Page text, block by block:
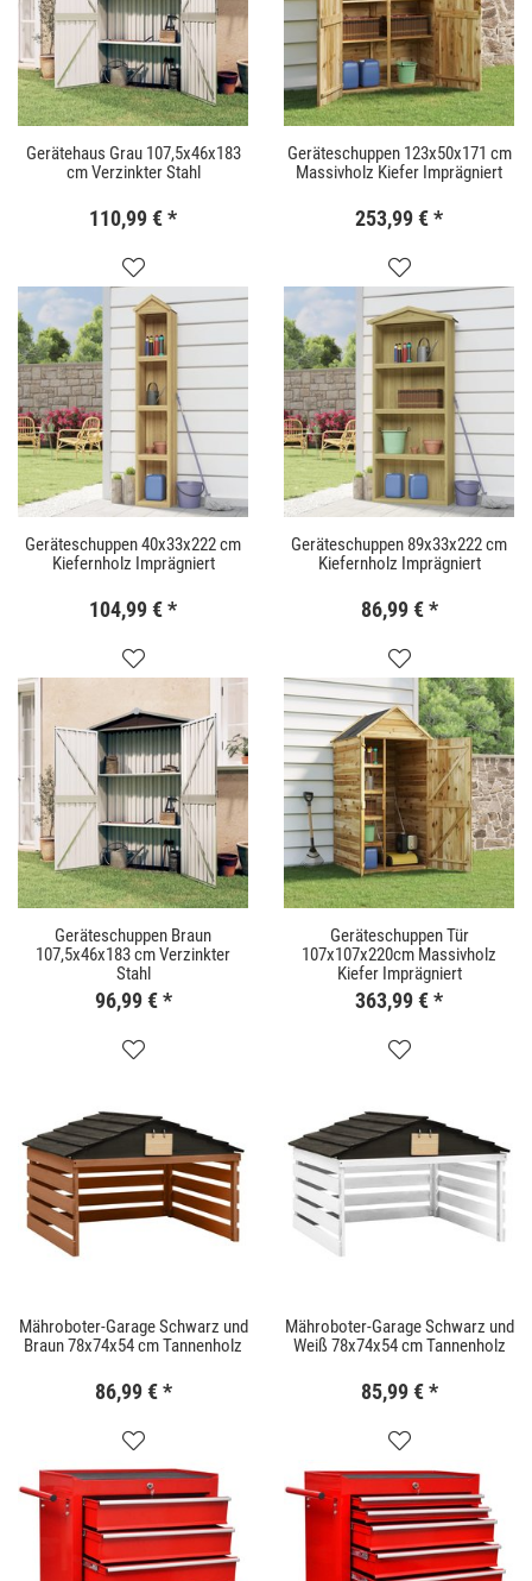
Gerätehaus Grau 107,5x46x183
cm Verzinkter Stahl
110,99 €*
Geräteschuppen 123x50x171 cm
Massivholz Kiefer Imprägniert
253,99 €*
Geräteschuppen 40x33x222 cm
Kiefernholz Imprägniert
104,99 €*
Geräteschuppen 89x33x222 cm
Kiefernholz Imprägniert
86,99 € *
Geräteschuppen Braun
107,5x46x183 cm Verzinkter
Stahl
96,99 € *
Geräteschuppen Tür
107x107x220cm Massivholz
Kiefer Imprägniert
363,99 €*
Mähroboter-Garage Schwarz und
Braun 78x74x54 cm Tannenholz
86,99 € *
Mähroboter-Garage Schwarz und
Weiß 78x74x54 cm Tannenholz
85,99 € *